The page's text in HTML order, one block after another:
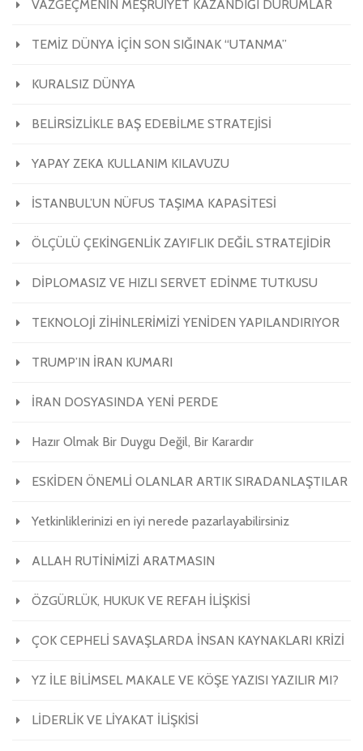
VAZGEÇMENİN MEŞRUİYET KAZANDIĞI DURUMLAR
TEMİZ DÜNYA İÇİN SON SIĞINAK “UTANMA”
KURALSIZ DÜNYA
BELİRSİZLİKLE BAŞ EDEBİLME STRATEJİSİ
YAPAY ZEKA KULLANIM KILAVUZU
İSTANBUL’UN NÜFUS TAŞIMA KAPASİTESİ
ÖLÇÜLÜ ÇEKİNGENLİK ZAYIFLIK DEĞİL STRATEJİDİR
DİPLOMASIZ VE HIZLI SERVET EDİNME TUTKUSU
TEKNOLOJİ ZİHİNLERİMİZİ YENİDEN YAPILANDIRIYOR
TRUMP’IN İRAN KUMARI
İRAN DOSYASINDA YENİ PERDE
Hazır Olmak Bir Duygu Değil, Bir Karardır
ESKİDEN ÖNEMLİ OLANLAR ARTIK SIRADANLAŞTILAR
Yetkinliklerinizi en iyi nerede pazarlayabilirsiniz
ALLAH RUTİNİMİZİ ARATMASIN
ÖZGÜRLÜK, HUKUK VE REFAH İLİŞKİSİ
ÇOK CEPHELİ SAVAŞLARDA İNSAN KAYNAKLARI KRİZİ
YZ İLE BİLİMSEL MAKALE VE KÖŞE YAZISI YAZILIR MI?
LİDERLİK VE LİYAKAT İLİŞKİSİ